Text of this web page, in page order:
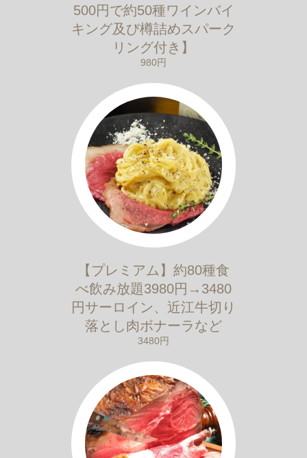
500円で約50種ワインバイ
キング及び樽詰めスパーク
リング付き】
980円
【プレミアム】約80種食
べ飲み放題3980円→3480
円サーロイン、近江牛切り
落とし肉ボナーラなど
3480円